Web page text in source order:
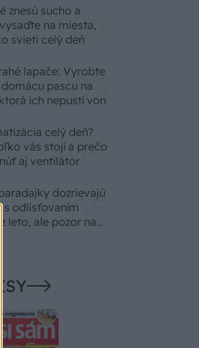
znesú sucho a
na miesta,
svieti celý deň
lapače: Vyrobte
pascu na
ich nepustí von
celý deň?
vás stojí a prečo
aj ventilátor
dozrievajú
s odlisťovaním
leto, ale pozor na